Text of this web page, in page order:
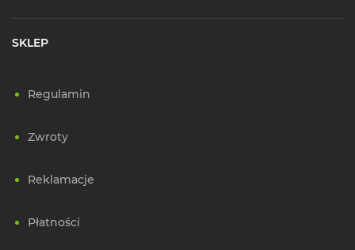
SKLEP
Regulamin
Zwroty
Reklamacje
Płatności